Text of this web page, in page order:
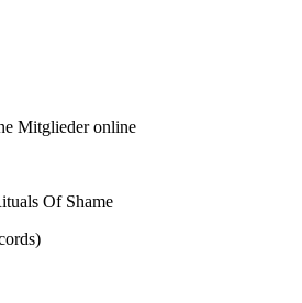
Mitglieder online
Of Shame